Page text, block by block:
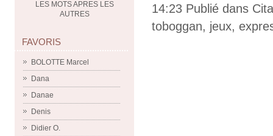
LES MOTS APRES LES
AUTRES
FAVORIS
BOLOTTE Marcel
Dana
Danae
Denis
Didier O.
14:23 Publié dans
toboggan, jeux,